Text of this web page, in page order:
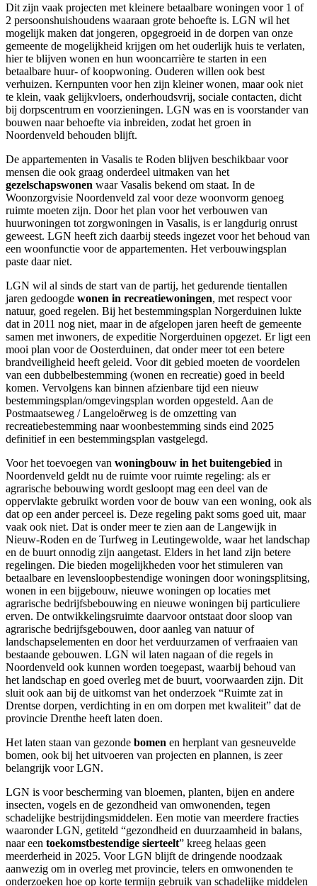
Dit zijn vaak projecten met kleinere betaalbare woningen voor 1 of
2 persoonshuishoudens waaraan grote behoefte is. LGN wil het
mogelijk maken dat jongeren, opgegroeid in de dorpen van onze
gemeente de mogelijkheid krijgen om het ouderlijk huis te verlaten,
hier te blijven wonen en hun wooncarrière te starten in een
betaalbare huur- of koopwoning. Ouderen willen ook best
verhuizen. Kernpunten voor hen zijn kleiner wonen, maar ook niet
te klein, vaak gelijkvloers, onderhoudsvrij, sociale contacten, dicht
bij dorpscentrum en voorzieningen. LGN was en is voorstander van
bouwen naar behoefte via inbreiden, zodat het groen in
Noordenveld behouden blijft.
De appartementen in Vasalis te Roden blijven beschikbaar voor
mensen die ook graag onderdeel uitmaken van het
gezelschapswonen waar Vasalis bekend om staat. In de
Woonzorgvisie Noordenveld zal voor deze woonvorm genoeg
ruimte moeten zijn. Door het plan voor het verbouwen van
huurwoningen tot zorgwoningen in Vasalis, is er langdurig onrust
geweest. LGN heeft zich daarbij steeds ingezet voor het behoud van
een woonfunctie voor de appartementen. Het verbouwingsplan
paste daar niet.
LGN wil al sinds de start van de partij, het gedurende tientallen
jaren gedoogde wonen in recreatiewoningen, met respect voor
natuur, goed regelen. Bij het bestemmingsplan Norgerduinen lukte
dat in 2011 nog niet, maar in de afgelopen jaren heeft de gemeente
samen met inwoners, de expeditie Norgerduinen opgezet. Er ligt een
mooi plan voor de Oosterduinen, dat onder meer tot een betere
brandveiligheid heeft geleid. Voor dit gebied moeten de voordelen
van een dubbelbestemming (wonen en recreatie) goed in beeld
komen. Vervolgens kan binnen afzienbare tijd een nieuw
bestemmingsplan/omgevingsplan worden opgesteld. Aan de
Postmaatseweg / Langeloërweg is de omzetting van
recreatiebestemming naar woonbestemming sinds eind 2025
definitief in een bestemmingsplan vastgelegd.
Voor het toevoegen van woningbouw in het buitengebied in
Noordenveld geldt nu de ruimte voor ruimte regeling: als er
agrarische bebouwing wordt gesloopt mag een deel van de
oppervlakte gebruikt worden voor de bouw van een woning, ook als
dat op een ander perceel is. Deze regeling pakt soms goed uit, maar
vaak ook niet. Dat is onder meer te zien aan de Langewijk in
Nieuw-Roden en de Turfweg in Leutingewolde, waar het landschap
en de buurt onnodig zijn aangetast. Elders in het land zijn betere
regelingen. Die bieden mogelijkheden voor het stimuleren van
betaalbare en levensloopbestendige woningen door woningsplitsing,
wonen in een bijgebouw, nieuwe woningen op locaties met
agrarische bedrijfsbebouwing en nieuwe woningen bij particuliere
erven. De ontwikkelingsruimte daarvoor ontstaat door sloop van
agrarische bedrijfsgebouwen, door aanleg van natuur of
landschapselementen en door het verduurzamen of verfraaien van
bestaande gebouwen. LGN wil laten nagaan of die regels in
Noordenveld ook kunnen worden toegepast, waarbij behoud van
het landschap en goed overleg met de buurt, voorwaarden zijn. Dit
sluit ook aan bij de uitkomst van het onderzoek “Ruimte zat in
Drentse dorpen, verdichting in en om dorpen met kwaliteit” dat de
provincie Drenthe heeft laten doen.
Het laten staan van gezonde bomen en herplant van gesneuvelde
bomen, ook bij het uitvoeren van projecten en plannen, is zeer
belangrijk voor LGN.
LGN is voor bescherming van bloemen, planten, bijen en andere
insecten, vogels en de gezondheid van omwonenden, tegen
schadelijke bestrijdingsmiddelen. Een motie van meerdere fracties
waaronder LGN, getiteld “gezondheid en duurzaamheid in balans,
naar een toekomstbestendige sierteelt” kreeg helaas geen
meerderheid in 2025. Voor LGN blijft de dringende noodzaak
aanwezig om in overleg met provincie, telers en omwonenden te
onderzoeken hoe op korte termijn gebruik van schadelijke middelen